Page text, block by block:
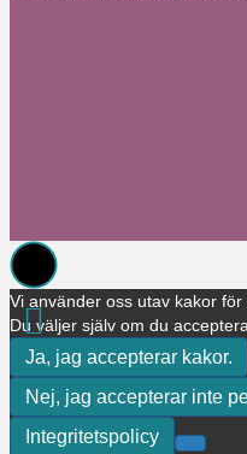
Vi använder oss utav kakor
Du väljer själv om du
Ja, jag accepterar kakor.
Nej, jag accepterar inte
Integritetspolicy